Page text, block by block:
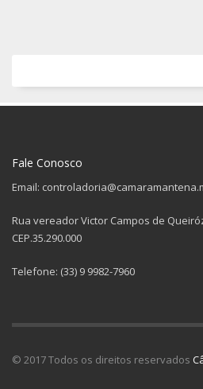
Fale Conosco
Email:
Rua vereador Victor Campos de
CEP.35.290.000
Telefone: (33) 9 9982-7960
© 2017 Todos os direitos reservados